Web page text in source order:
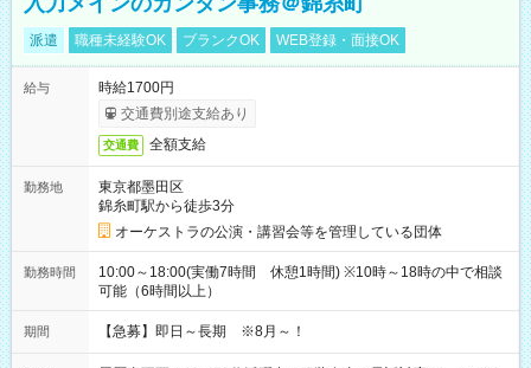
派遣 職種未経験OK ブランクOK WEB登録・面接OK
給与
時給1700円
交通費別途支給あり
交通費 全額支給
勤務地
東京都墨田区
錦糸町駅から徒歩3分
オーケストラの公演・講習会等を管理している団体
勤務時間
10:00～18:00(実働7時間 休憩1時間) ※10時～18時の中で相談
可能（6時間以上）
期間 【急募】即日～長期 ※8月～！